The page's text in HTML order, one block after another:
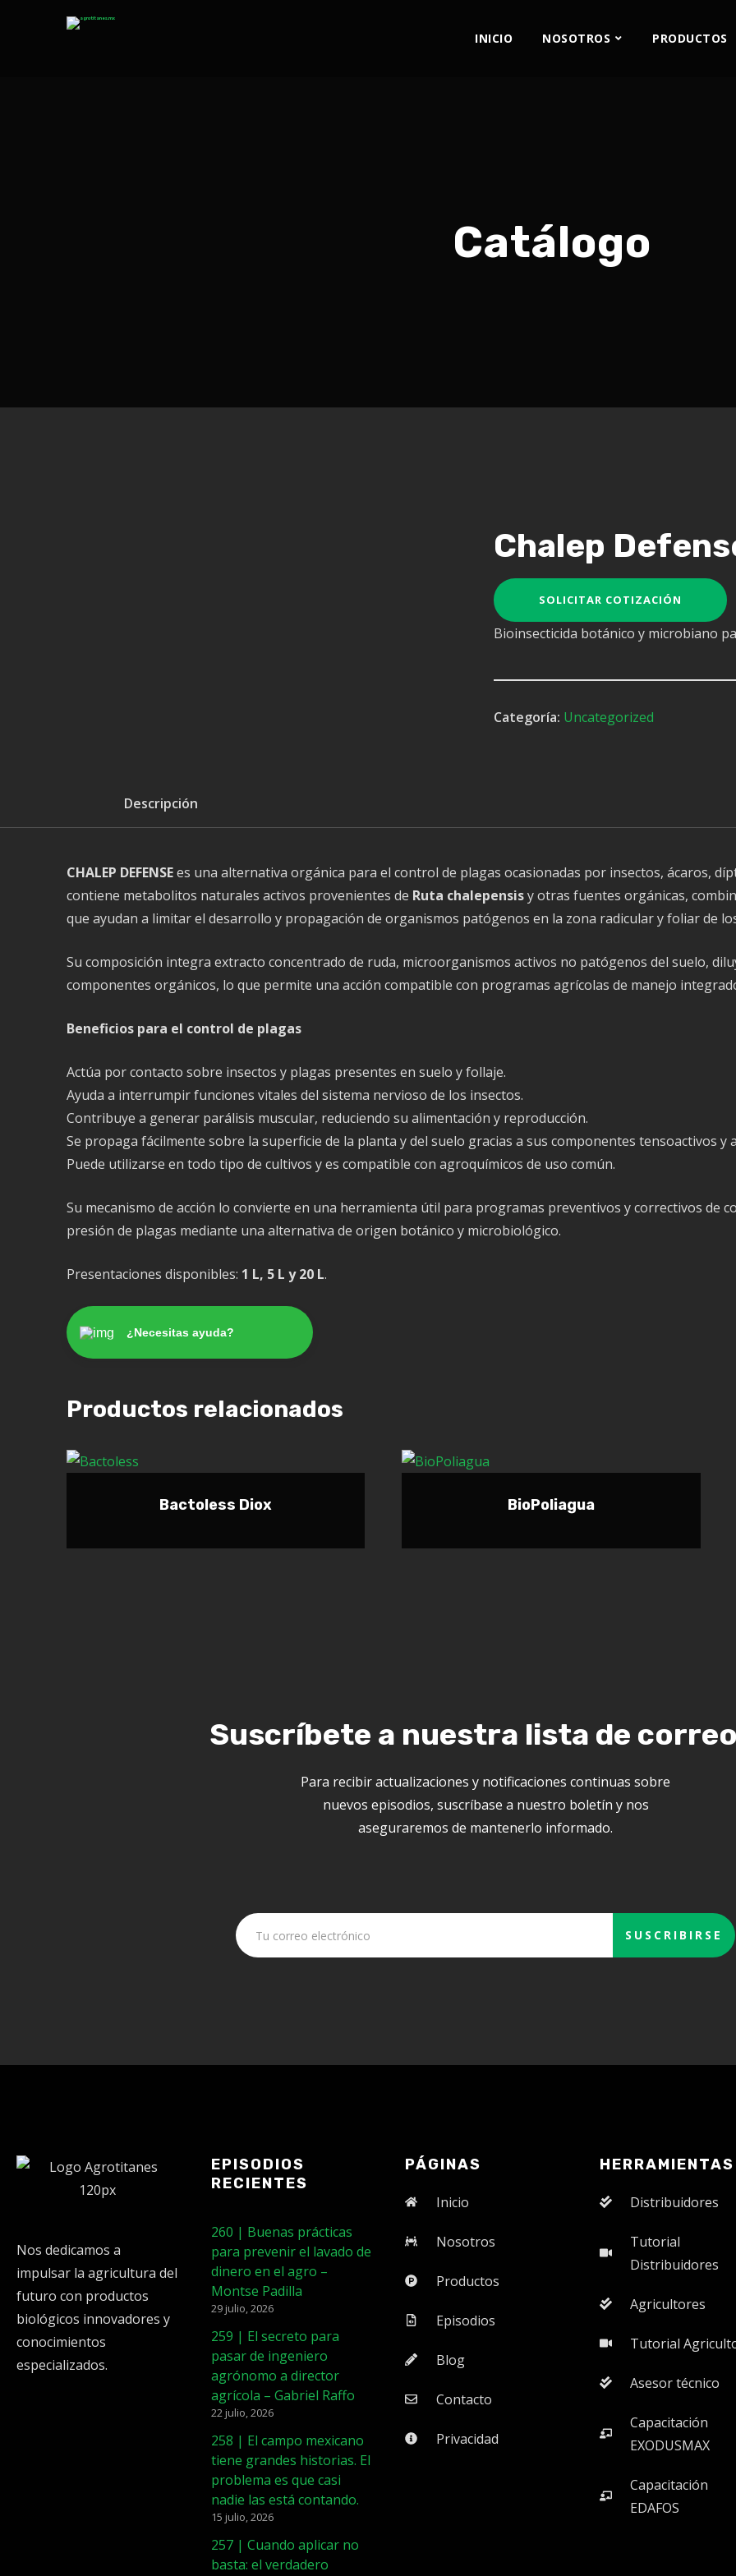
INICIO NOSOTROS PRODUCTOS
Catálogo
Chalep
SOLICITAR COTIZACIÓN
Bioinsecticida botánico y microbiano
Categoría: Uncategorized
Descripción
CHALEP DEFENSEes una alternativa orgánica para el control de plagas ocasionadas por insectos, ácaros,
contiene metabolitos naturales activos provenientes de Ruta chalepensisy otras fuentes orgánicas,
que ayudan a limitar el desarrollo y propagación de organismos patógenos en la zona radicular y foliar de
Su composición integra extracto concentrado de ruda, microorganismos activos no patógenos del suelo,
componentes orgánicos, lo que permite una acción compatible con programas agrícolas de manejo
Beneficios para el control de plagas
Actúa por contacto sobre insectos y plagas presentes en suelo y follaje.
Ayuda a interrumpir funciones vitales del sistema nervioso de los insectos.
Contribuye a generar parálisis muscular, reduciendo su alimentación y reproducción.
Se propaga fácilmente sobre la superficie de la planta y del suelo gracias a sus componentes tensoactivos y
Puede utilizarse en todo tipo de cultivos y es compatible con agroquímicos de uso común.
Su mecanismo de acción lo convierte en una herramienta útil para programas preventivos y correctivos de
presión de plagas mediante una alternativa de origen botánico y microbiológico.
Presentaciones disponibles: 1 L, 5 L y 20 L.
¿Necesitas ayuda?
Productos relacionados
Bactoless Diox BioPoliagua
Suscríbete a nuestra lista de
Para recibir actualizaciones y notificaciones continuas sobre
nuevos episodios, suscríbase a nuestro boletín y nos
aseguraremos de mantenerlo informado.
Nos dedicamos a
impulsar la agricultura del
futuro con productos
biológicos innovadores y
conocimientos
especializados.
EPISODIOS
RECIENTES
260 | Buenas prácticas
para prevenir el lavado de
dinero en el agro –
Montse Padilla
29 julio, 2026
259 | El secreto para
pasar de ingeniero
agrónomo a director
agrícola – Gabriel Raffo
22 julio, 2026
258 | El campo mexicano
tiene grandes historias. El
problema es que casi
nadie las está contando.
15 julio, 2026
257 | Cuando aplicar no
basta: el verdadero
PÁGINAS
Inicio
Nosotros
Productos
Episodios
Blog
Contacto
Privacidad
HERRAMIENTAS
Distribuidores
Tutorial
Distribuidores
Agricultores
Tutorial
Asesor técnico
Capacitación
EXODUSMAX
Capacitación
EDAFOS